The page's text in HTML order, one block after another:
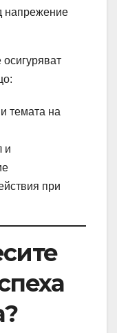
напрежение
осигуряват
темата на
и
при